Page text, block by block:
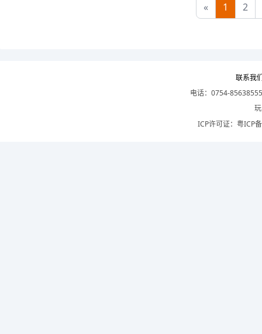
« 1 2
联系我
电话：0754-
ICP许可证： 粤ICP